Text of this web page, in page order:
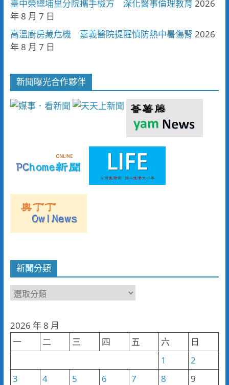
臺中榮總埔里分院攜手檢方 深化醫事倫理教育 2026
年 8 月 7 日
高溫廚房藏危機 嘉義醫院提醒慎防熱中暑傷腎 2026
年 8 月 7 日
新聞曝光合作夥伴
新聞分類
新
類
2026 年 8 月
一
二 三 四 五 六
日
1
2
3
4 5 6 7 8
9